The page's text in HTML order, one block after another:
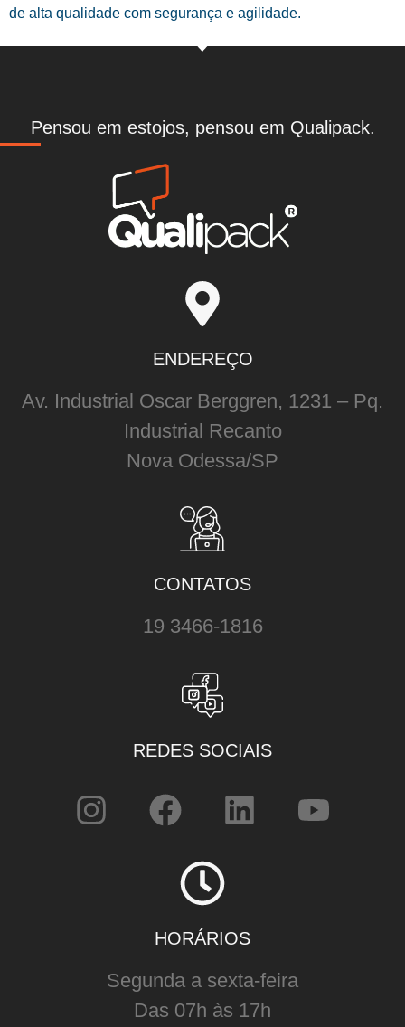
de alta qualidade com segurança e agilidade.
Pensou em estojos, pensou em Qualipack.
ENDEREÇO
Av. Industrial Oscar Berggren, 1231 – Pq.
Industrial Recanto
Nova Odessa/SP
CONTATOS
19 3466-1816
REDES SOCIAIS
HORÁRIOS
Segunda a sexta-feira
Das 07h às 17h